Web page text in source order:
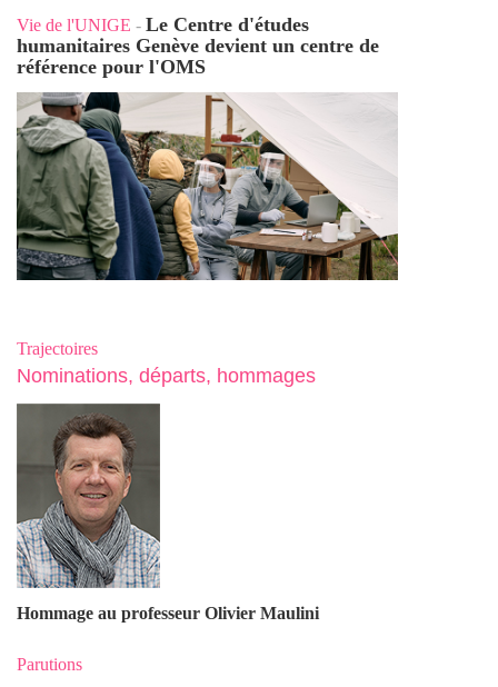
Vie de l'UNIGE - Le Centre d'études
humanitaires Genève devient un centre de
référence pour l'OMS
Trajectoires
Nominations, départs, hommages
Hommage au professeur Olivier Maulini
Parutions